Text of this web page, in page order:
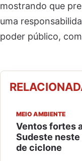
mostrando que
uma
poder público,
MEIO AMBIENTE
Ventos fortes
Sudeste neste
de ciclone